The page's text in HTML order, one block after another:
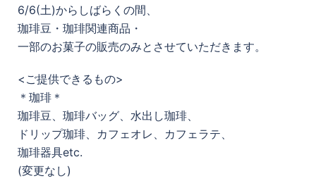
6/6(土)からしばらくの間、
珈琲豆・珈琲関連商品・
一部のお菓子の販売のみとさせていただきます。
<ご提供できるもの>
＊珈琲＊
珈琲豆、珈琲バッグ、水出し珈琲、
ドリップ珈琲、カフェオレ、カフェラテ、
珈琲器具etc.
(変更なし)